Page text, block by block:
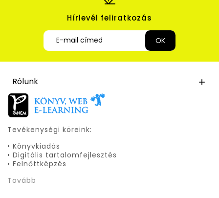
Hírlevél feliratkozás
Rólunk 
Tevékenységi köreink:
• Könyvkiadás
• Digitális tartalomfejlesztés
• Felnőttképzés
Tovább